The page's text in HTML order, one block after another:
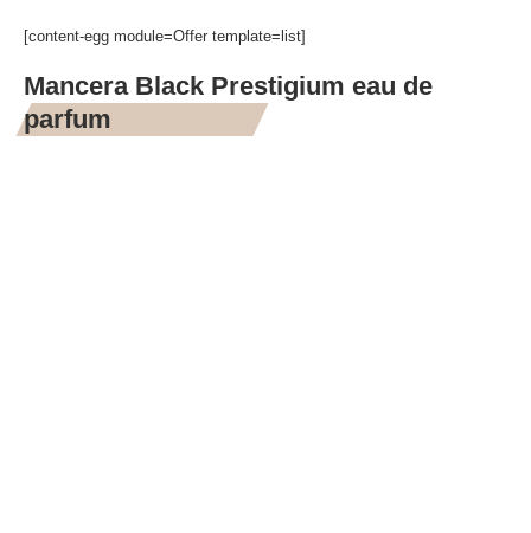
[content-egg module=Offer template=list]
Mancera Black Prestigium eau de
parfum